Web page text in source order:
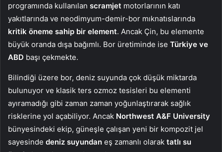
programında kullanılan scramjet motorlarının katı
yakıtlarında ve neodimyum-demir-bor mıknatıslarında
kritik öneme sahip bir element. Ancak Çin, bu elemente
büyük oranda dışa bağımlı. Bor üretiminde ise Türkiye ve
ABD başı çekmekte.
Bilindiği üzere bor, deniz suyunda çok düşük miktarda
bulunuyor ve klasik ters ozmoz tesisleri bu elementi
ayıramadığı gibi zaman zaman yoğunlaştırarak sağlık
risklerine yol açabiliyor. Ancak Northwest A&F University
bünyesindeki ekip, güneşle çalışan yeni bir kompozit jel
sayesinde deniz suyundan eş zamanlı olarak tatlı su